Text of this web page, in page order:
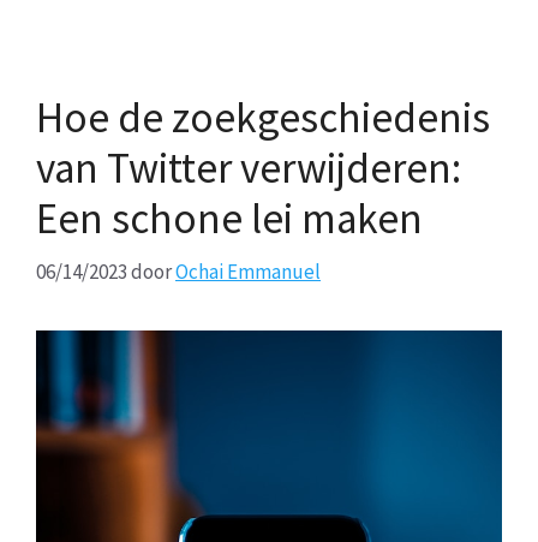
Hoe de zoekgeschiedenis
van Twitter verwijderen:
Een schone lei maken
06/14/2023doorOchai Emmanuel